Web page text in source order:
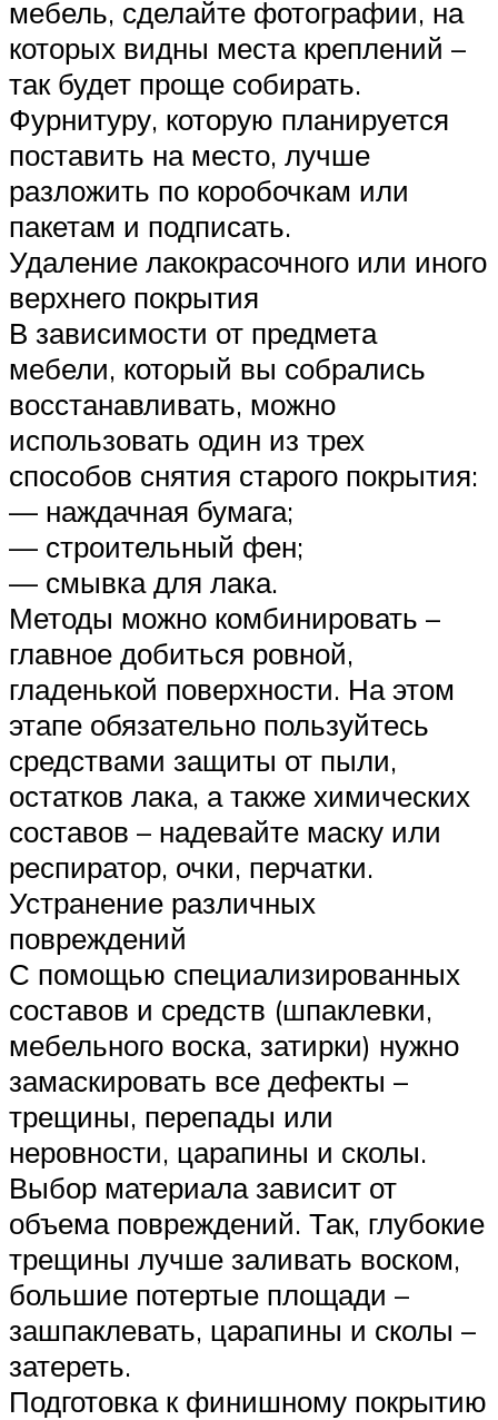
мебель, сделайте фотографии, на
которых видны места креплений –
так будет проще собирать.
Фурнитуру, которую планируется
поставить на место, лучше
разложить по коробочкам или
пакетам и подписать.
Удаление лакокрасочного или иного
верхнего покрытия
В зависимости от предмета
мебели, который вы собрались
восстанавливать, можно
использовать один из трех
способов снятия старого покрытия:
— наждачная бумага;
— строительный фен;
— смывка для лака.
Методы можно комбинировать –
главное добиться ровной,
гладенькой поверхности. На этом
этапе обязательно пользуйтесь
средствами защиты от пыли,
остатков лака, а также химических
составов – надевайте маску или
респиратор, очки, перчатки.
Устранение различных
повреждений
С помощью специализированных
составов и средств (шпаклевки,
мебельного воска, затирки) нужно
замаскировать все дефекты –
трещины, перепады или
неровности, царапины и сколы.
Выбор материала зависит от
объема повреждений. Так, глубокие
трещины лучше заливать воском,
большие потертые площади –
зашпаклевать, царапины и сколы –
затереть.
Подготовка к финишному покрытию